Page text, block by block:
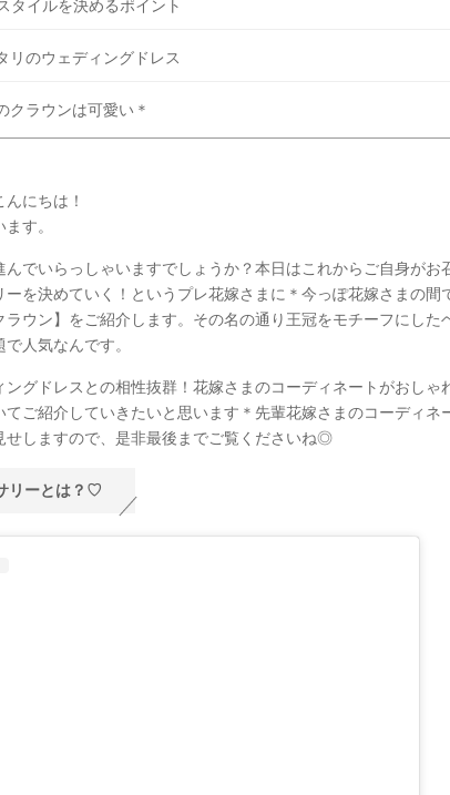
タイルを決めるポイント
リのウェディングドレス
クラウンは可愛い＊
にちは！
す。
でいらっしゃいますでしょうか？本日はこれからご自身がお
ーを決めていく！というプレ花嫁さまに＊今っぽ花嫁さまの間
ラウン】をご紹介します。その名の通り王冠をモチーフにした
人気なんです。
ングドレスとの相性抜群！花嫁さまのコーディネートがおしゃ
てご紹介していきたいと思います＊先輩花嫁さまのコーディネ
せしますので、是非最後までご覧くださいね◎
リーとは？♡